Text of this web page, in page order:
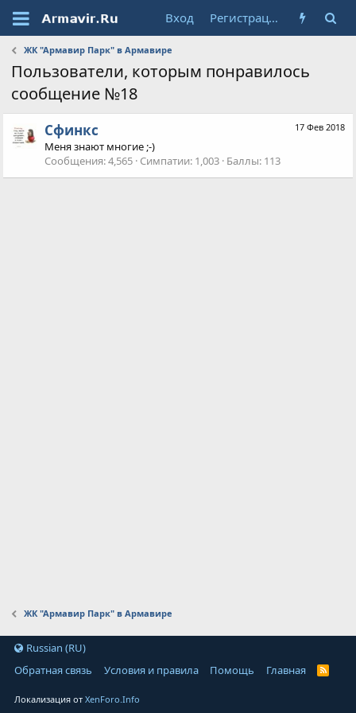
Вход Регистрация
ЖК "Армавир Парк" в Армавире
Пользователи, которым понравилось
сообщение №18
17 Фев 2018
Сфинкс
Меня знают многие ;-)
Сообщения 4,565 Симпатии 1,003 Баллы 113
ЖК "Армавир Парк" в Армавире
Russian (RU)
Обратная связь
Условия и правила Помощь Главная
Локализация отXenForo.Info